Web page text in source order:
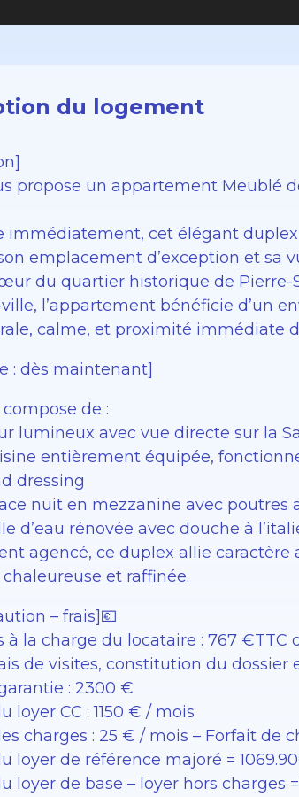
du logement
propose un appartement Meublé
immédiatement, cet élégant
emplacement d’exception et sa
du quartier historique de Pierre-
l’appartement bénéficie d’un
calme, et proximité immédiate
: dès maintenant]
de :
lumineux avec vue directe sur la
entièrement équipée,
dressing
nuit en mezzanine avec poutres
d’eau rénovée avec douche à
agencé, ce duplex allie
et raffinée.
– frais]💶
à la charge du locataire : 767 €TTC
de visites, constitution du dossier
: 2300 €
loyer CC : 1150 € / mois
charges : 25 € / mois – Forfait de
loyer de référence majoré =
loyer de base – loyer hors charges